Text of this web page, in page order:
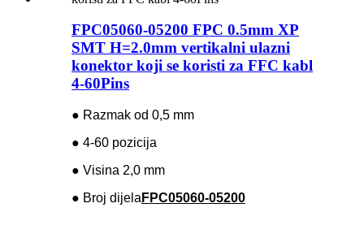
FPC05060-05200 FPC 0.5mm XP
SMT H=2.0mm vertikalni ulazni
konektor koji se koristi za FFC kabl
4-60Pins
● Razmak od 0,5 mm
● 4-60 pozicija
● Visina 2,0 mm
● Broj dijela FPC05060-05200